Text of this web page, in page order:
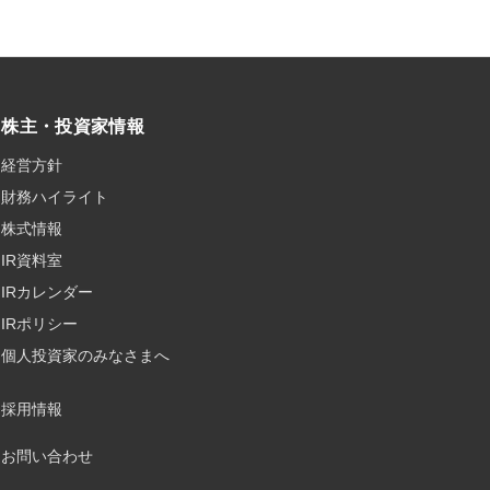
株主・投資家情報
経営方針
財務ハイライト
株式情報
IR資料室
IRカレンダー
IRポリシー
個人投資家のみなさまへ
採用情報
お問い合わせ